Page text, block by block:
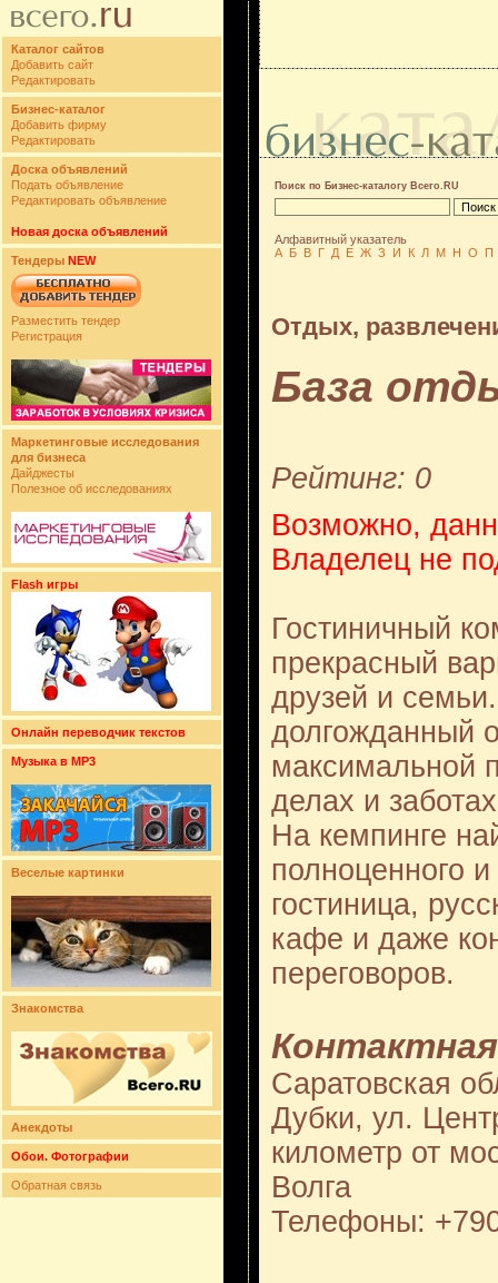
Каталог сайтов
Добавить сайт
Редактировать
Бизнес-каталог
Добавить фирму
Редактировать
Доска объявлений
Подать объявление
Редактировать объявление
Новая доска объявлений
Тендеры NEW
Разместить тендер
Регистрация
Маркетинговые исследования
для бизнеса
Дайджесты
Полезное об исследованиях
Flash игры
Онлайн переводчик текстов
Музыка в MP3
Веселые картинки
Знакомства
Анекдоты
Обои. Фотографии
Обратная связь
Поиск по Бизнес-каталогу Всего.RU
Алфавитный указатель
А Б В Г Д Е Ж З И К Л М Н О П
Отдых,
База
Рейтинг: 0
Возможно,
Владелец не
Гостиничный
прекрасный
друзей и
долгожданный
максимальной
делах и
На кемпинге
полноценного
гостиница,
кафе и даже
переговоров.
Саратовская
Дубки, ул.
километр от
Волга
Телефоны: